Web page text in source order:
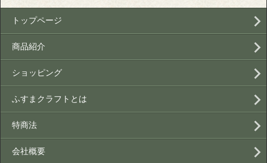
トップページ
商品紹介
ショッピング
ふすまクラフトとは
特商法
会社概要